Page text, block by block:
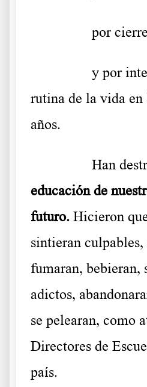
por
y por
rutina de la vida
años.
Han
educación de
futuro. Hicieron
sintieran culpables,
fumaran, bebieran,
adictos,
se pelearan, como
Directores de
país.